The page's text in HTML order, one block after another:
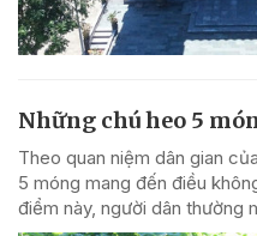
Những chú heo 5
Theo quan niệm dân gian
5 móng mang đến điều
điểm này, người dân thường